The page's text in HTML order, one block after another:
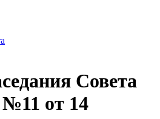
Совета
от 14